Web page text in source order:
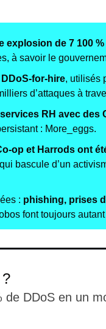
explosion de 7 100
à savoir le
for-hire, utilisés
d’attaques à
RH avec des
: More_eggs.
op et Harrods ont
qui bascule d’un
: phishing, prises
font toujours
DDoS en un